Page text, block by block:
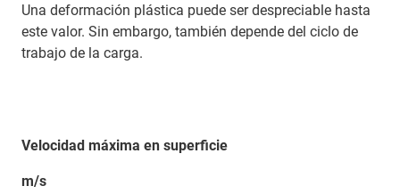
Una deformación plástica puede ser despreciable hasta
este valor. Sin embargo, también depende del ciclo de
trabajo de la carga.
Velocidad máxima en superficie
m/s